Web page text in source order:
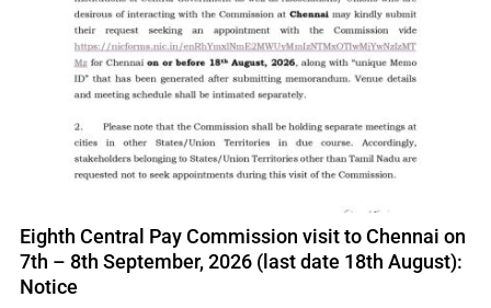
Eighth Central Pay Commission visit to Chennai on
7th – 8th September, 2026 (last date 18th August):
Notice